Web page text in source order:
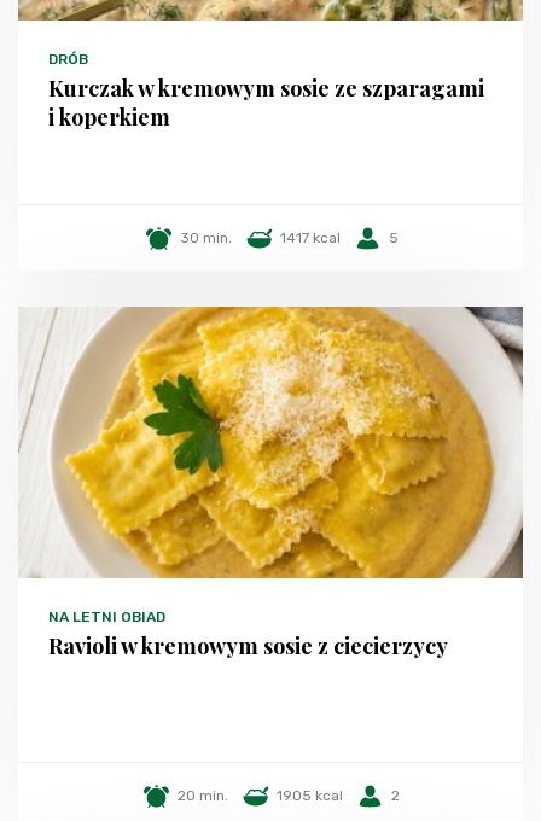
DRÓB
Kurczak w kremowym sosie ze szparagami
i koperkiem
30 min. 1417 kcal 5
NA LETNI OBIAD
Ravioli w kremowym sosie z ciecierzycy
20 min. 1905 kcal 2